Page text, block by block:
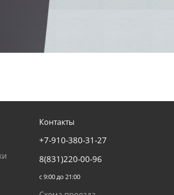
Контакты
+7-910-380-31-27
8(831)220-00-96
с 9:00 до 21:00